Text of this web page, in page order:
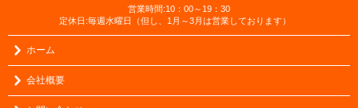
営業時間:10：00～19：30
定休日:毎週水曜日（但し、1月～3月は営業しております）
ホーム
会社概要